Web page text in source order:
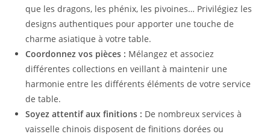
que les dragons, les phénix, les pivoines… Privilégiez les
designs authentiques pour apporter une touche de
charme asiatique à votre table.
Coordonnez vos pièces : Mélangez et associez
différentes collections en veillant à maintenir une
harmonie entre les différents éléments de votre service
de table.
Soyez attentif aux finitions : De nombreux services à
vaisselle chinois disposent de finitions dorées ou